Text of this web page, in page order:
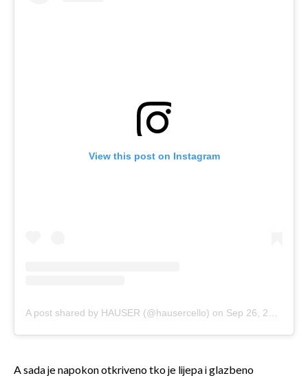
View this post on Instagram
A post shared by HAUSER (@hausercello) on Sep 26, 2018 at 8:53am PDT
A sada je napokon otkriveno tko je lijepa i glazbeno